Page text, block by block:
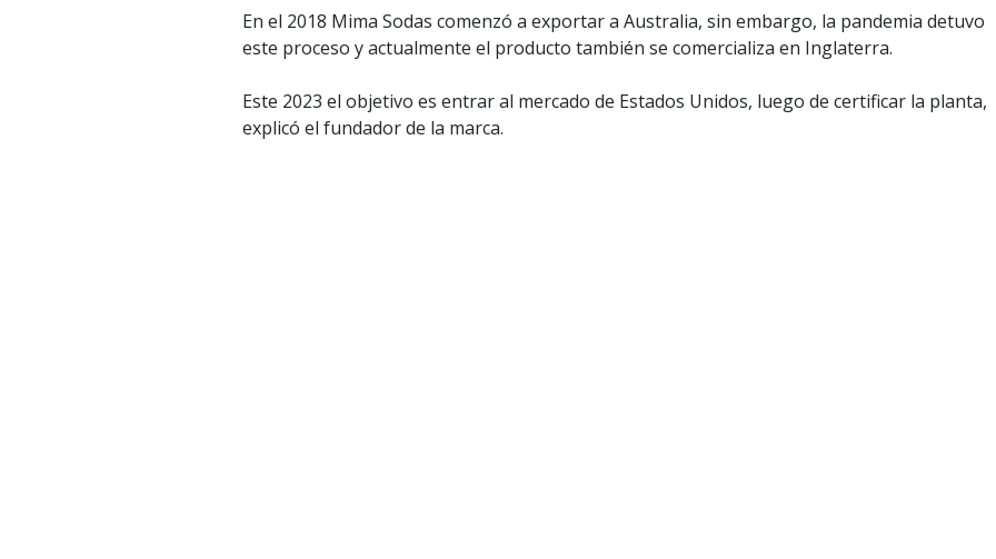
En el 2018 Mima Sodas comenzó a exportar a Australia, sin embargo, la pandemia detuvo
este proceso y actualmente el producto también se comercializa en Inglaterra.
Este 2023 el objetivo es entrar al mercado de Estados Unidos, luego de certificar la planta,
explicó el fundador de la marca.